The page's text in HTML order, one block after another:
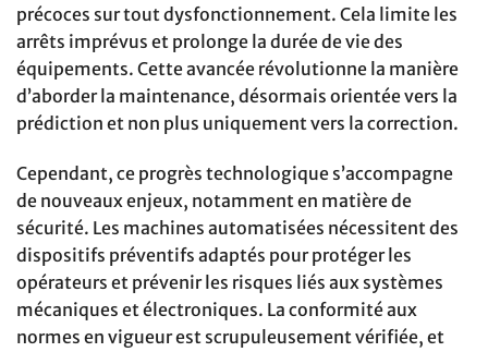
précoces sur tout dysfonctionnement. Cela limite les
arrêts imprévus et prolonge la durée de vie des
équipements. Cette avancée révolutionne la manière
d’aborder la maintenance, désormais orientée vers la
prédiction et non plus uniquement vers la correction.
Cependant, ce progrès technologique s’accompagne
de nouveaux enjeux, notamment en matière de
sécurité. Les machines automatisées nécessitent des
dispositifs préventifs adaptés pour protéger les
opérateurs et prévenir les risques liés aux systèmes
mécaniques et électroniques. La conformité aux
normes en vigueur est scrupuleusement vérifiée, et